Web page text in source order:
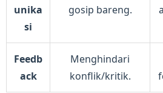
unika
si
gosip bareng.
Feedb
ack
Menghindari
konflik/kritik.